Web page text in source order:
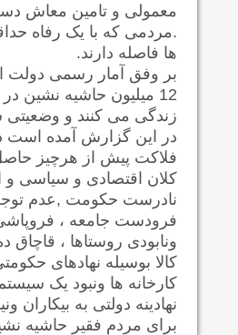
معمولی و تامین معاش
.مردمی که با یک رفاه
ها فاصله دارند.
بر وفق آمار رسمی دولت
12 میلیون حاشیه نشین
زندگی می کنند و وضعیتی
در این گزارش آمده است
فلاکت پیش از هرچیز
کلان اقتصادی و سیاسی و
نادرست حکومت ,عدم
فرودست جامعه ،
ونابودی روستاها ، قاچاق
کالا بوسیله نهادهای
کارخانه ها ونبود یک
نهادینه دولتی به بیکاران
برای مردم فقیر حاشیه